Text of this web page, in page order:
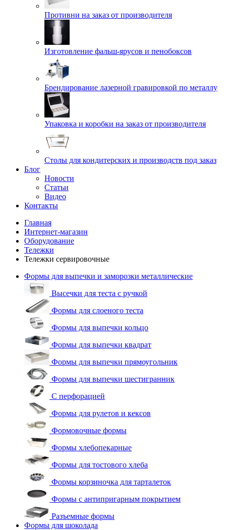
Противни на заказ от производителя
Изготовление фальш-ярусов и пенобоксов
Брендирование лазерной гравировкой по металлу
Упаковка и коробки на заказ от производителя
Cтолы для кондитерских и производств под заказ
Блог
Новости
Статьи
Видео
Контакты
Главная
Интернет-магазин
Оборудование
Тележки
Тележки сервировочные
Формы для выпечки и заморозки металлические
Высечки для теста с ручкой
Формы для слоеного теста
Формы для выпечки кольцо
Формы для выпечки квадрат
Формы для выпечки прямоугольник
Формы для выпечки шестигранник
С перфорацией
Формы для рулетов и кексов
Формовочные формы
Формы хлебопекарные
Формы для тостового хлеба
Формы корзиночка для тарталеток
Формы с антипригарным покрытием
Разъемные формы
Формы для шоколада